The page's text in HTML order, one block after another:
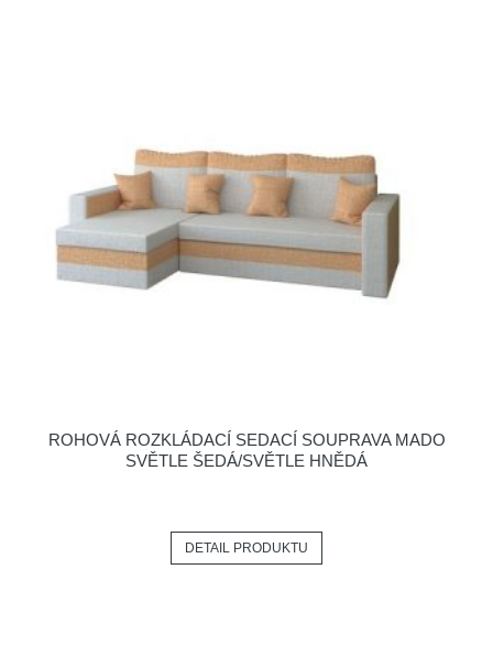
ROHOVÁ ROZKLÁDACÍ SEDACÍ SOUPRAVA MADO
SVĚTLE ŠEDÁ/SVĚTLE HNĚDÁ
DETAIL PRODUKTU